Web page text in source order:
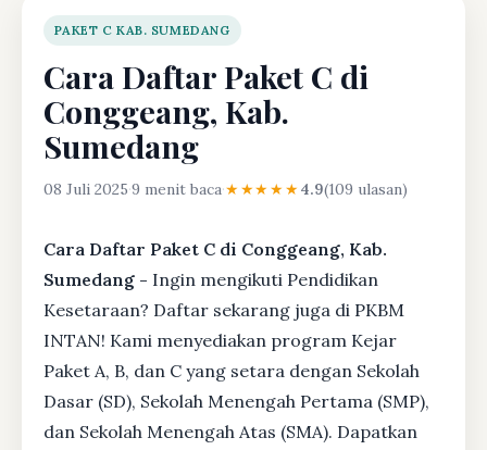
PAKET C KAB. SUMEDANG
Cara Daftar Paket C di
Conggeang, Kab.
Sumedang
08 Juli 2025·9 menit baca·★★★★★4.9(109 ulasan)
Cara Daftar Paket C di Conggeang, Kab.
Sumedang - Ingin mengikuti Pendidikan
Kesetaraan? Daftar sekarang juga di PKBM
INTAN! Kami menyediakan program Kejar
Paket A, B, dan C yang setara dengan Sekolah
Dasar (SD), Sekolah Menengah Pertama (SMP),
dan Sekolah Menengah Atas (SMA). Dapatkan